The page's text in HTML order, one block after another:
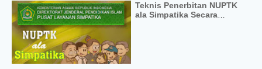
Teknis Penerbitan NUPTK
ala Simpatika Secara